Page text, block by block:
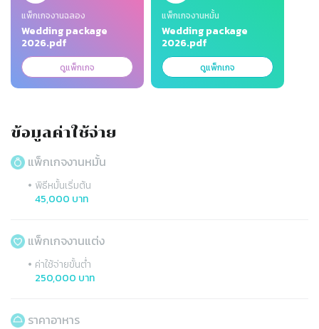
แพ็กเกจงานฉลอง
Wedding package
2026.pdf
ดูแพ็กเกจ
แพ็กเกจงานหมั้น
Wedding package
2026.pdf
ดูแพ็กเกจ
ข้อมูลค่าใช้จ่าย
แพ็กเกจงานหมั้น
• พิธีหมั้นเริ่มต้น
45,000 บาท
แพ็กเกจงานแต่ง
• ค่าใช้จ่ายขั้นต่ำ
250,000 บาท
ราคาอาหาร